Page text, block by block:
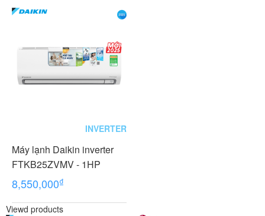
INVERTER
Máy lạnh Daikin inverter
FTKB25ZVMV - 1HP
8,550,000₫
Viewd products